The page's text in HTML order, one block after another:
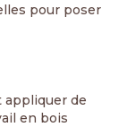
pour poser
appliquer de
en bois